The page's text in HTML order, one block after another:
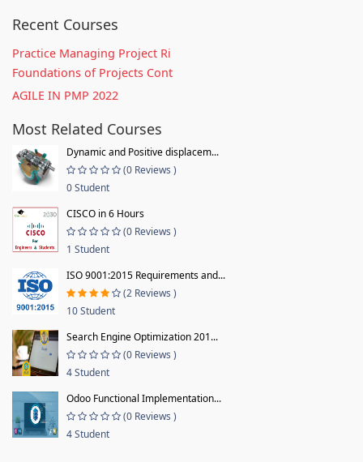
Recent Courses
Practice Managing Project Ri
Foundations of Projects Cont
AGILE IN PMP 2022
Most Related Courses
Dynamic and Positive displacem...
(0 Reviews )
0 Student
CISCO in 6 Hours
(0 Reviews )
1 Student
ISO 9001:2015 Requirements and...
(2 Reviews )
10 Student
Search Engine Optimization 201...
(0 Reviews )
4 Student
Odoo Functional Implementation...
(0 Reviews )
4 Student